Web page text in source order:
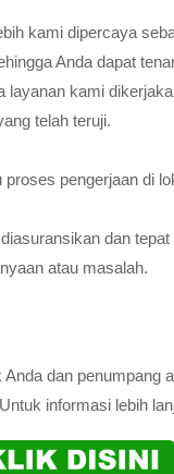
kami dipercaya
Anda dapat
kami
telah teruji.
pengerjaan di
dan tepat
atau masalah.
dan penumpang
informasi lebih